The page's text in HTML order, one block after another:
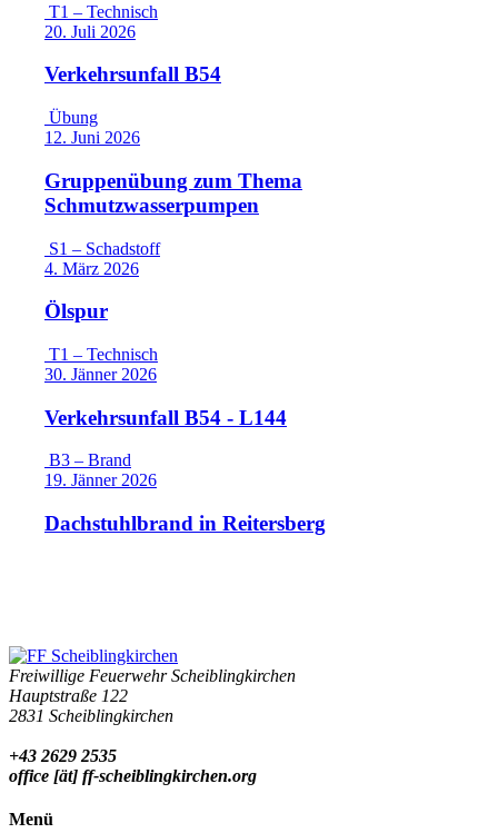
T1 – Technisch
20. Juli 2026
Verkehrsunfall B54
Übung
12. Juni 2026
Gruppenübung zum Thema
Schmutzwasserpumpen
S1 – Schadstoff
4. März 2026
Ölspur
T1 – Technisch
30. Jänner 2026
Verkehrsunfall B54 - L144
B3 – Brand
19. Jänner 2026
Dachstuhlbrand in Reitersberg
Freiwillige Feuerwehr Scheiblingkirchen
Hauptstraße 122
2831 Scheiblingkirchen
+43 2629 2535
office [ät] ff-scheiblingkirchen.org
Menü